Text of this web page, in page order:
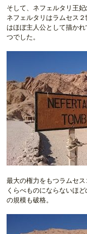
そして、ネフェルタリ王妃
ネフェルタリはラムセス
はほぼ主人公として描か
つでした。
最大の権力をもつラムセ
くらべものにならないほ
の規模も破格。